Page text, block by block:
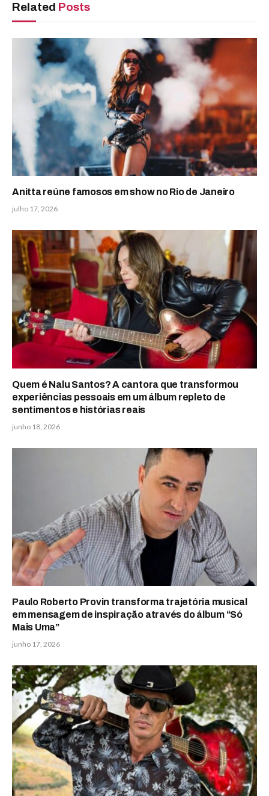
Related Posts
Anitta reúne famosos em show no Rio de Janeiro
julho 17, 2026
Quem é Nalu Santos? A cantora que transformou
experiências pessoais em um álbum repleto de
sentimentos e histórias reais
junho 18, 2026
Paulo Roberto Provin transforma trajetória musical
em mensagem de inspiração através do álbum “Só
Mais Uma”
junho 17, 2026